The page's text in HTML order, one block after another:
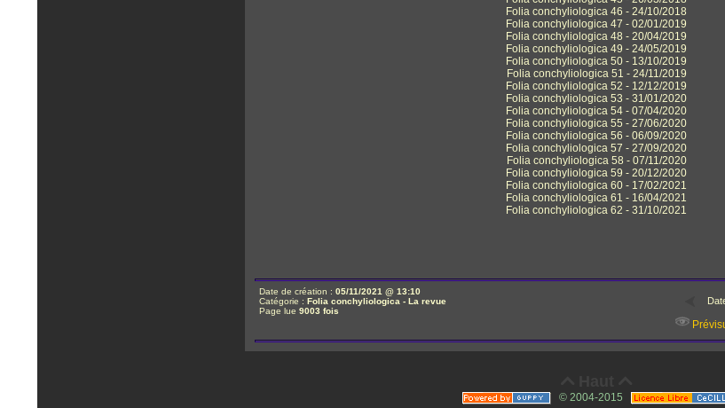
Folia conchyliologica 46 - 24/10/2018
Folia conchyliologica 47 - 02/01/2019
Folia conchyliologica 48 - 20/04/2019
Folia conchyliologica 49 - 24/05/2019
Folia conchyliologica 50 - 13/10/2019
Folia conchyliologica 51 - 24/11/2019
Folia conchyliologica 52 - 12/12/2019
Folia conchyliologica 53 - 31/01/2020
Folia conchyliologica 54 - 07/04/2020
Folia conchyliologica 55 - 27/06/2020
Folia conchyliologica 56 - 06/09/2020
Folia conchyliologica 57 - 27/09/2020
Folia conchyliologica 58 - 07/11/2020
Folia conchyliologica 59 - 20/12/2020
Folia conchyliologica 60 - 17/02/2021
Folia conchyliologica 61 - 16/04/2021
Folia conchyliologica 62 - 31/10/2021
Date de création : 05/11/2021 @ 13:10
Catégorie : Folia conchyliologica - La revue
Page lue 9003 fois
© 2004-2015